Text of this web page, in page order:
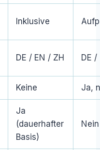
Inklusive
DE / EN / ZH DE /
Keine Ja,
Ja
(dauerhafter
Basis)
Nein